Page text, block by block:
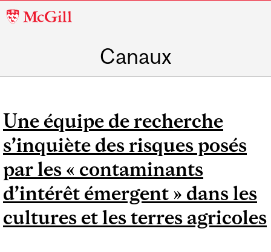
McGill
Canaux
Une équipe de recherche
s’inquiète des risques posés
par les « contaminants
d’intérêt émergent » dans les
cultures et les terres agricoles